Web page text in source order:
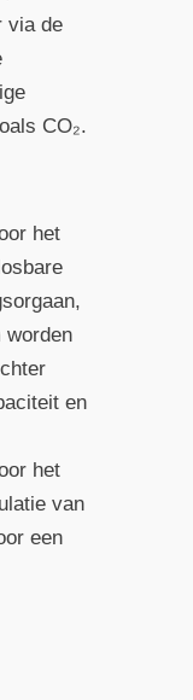
via de
CO₂.
het
worden
en
het
van
een